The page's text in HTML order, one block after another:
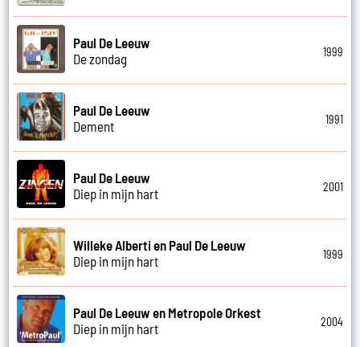
Paul De Leeuw
De zondag
1999
Paul De Leeuw
Dement
1991
Paul De Leeuw
Diep in mijn hart
2001
Willeke Alberti en Paul De Leeuw
Diep in mijn hart
1999
Paul De Leeuw en Metropole Orkest
Diep in mijn hart
2004